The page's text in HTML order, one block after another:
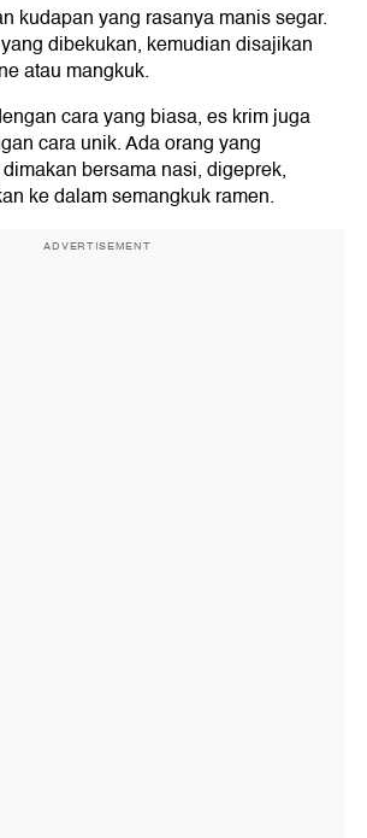
kudapan yang rasanya manis segar.
dibekukan, kemudian disajikan
atau mangkuk.
cara yang biasa, es krim juga
cara unik. Ada orang yang
bersama nasi, digeprek,
ke dalam semangkuk ramen.
ADVERTISEMENT